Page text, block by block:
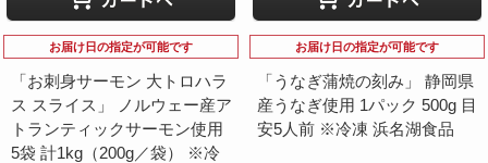
お届け日の指定が可能です
「お刺身サーモン 大トロハラ
ス スライス」 ノルウェー産ア
トランティックサーモン使用
5袋 計1kg（200g／袋） ※冷
お届け日の指定が可能です
「うなぎ蒲焼の刻み」 静岡県
産うなぎ使用 1パック 500g 目
安5人前 ※冷凍 浜名湖食品